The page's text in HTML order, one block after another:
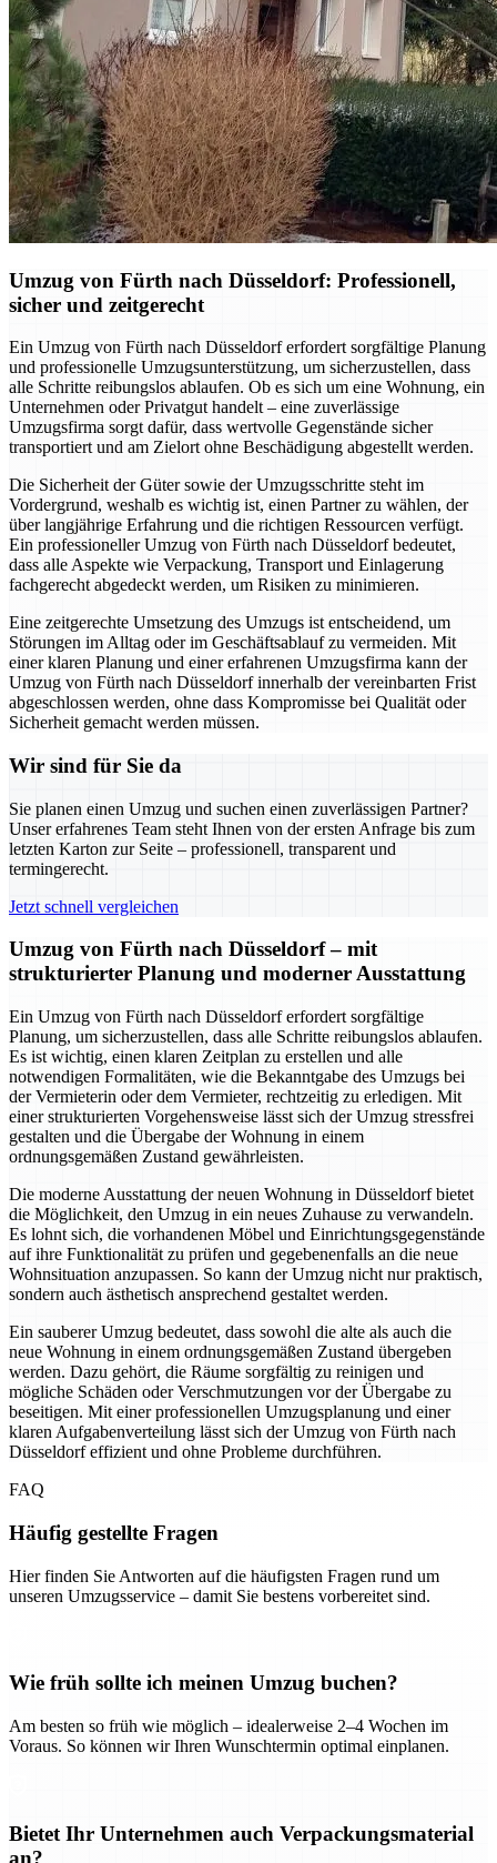
Umzug von Fürth nach Düsseldorf: Professionell,
sicher und zeitgerecht
Ein Umzug von Fürth nach Düsseldorf erfordert sorgfältige Planung
und professionelle Umzugsunterstützung, um sicherzustellen, dass
alle Schritte reibungslos ablaufen. Ob es sich um eine Wohnung, ein
Unternehmen oder Privatgut handelt – eine zuverlässige
Umzugsfirma sorgt dafür, dass wertvolle Gegenstände sicher
transportiert und am Zielort ohne Beschädigung abgestellt werden.
Die Sicherheit der Güter sowie der Umzugsschritte steht im
Vordergrund, weshalb es wichtig ist, einen Partner zu wählen, der
über langjährige Erfahrung und die richtigen Ressourcen verfügt.
Ein professioneller Umzug von Fürth nach Düsseldorf bedeutet,
dass alle Aspekte wie Verpackung, Transport und Einlagerung
fachgerecht abgedeckt werden, um Risiken zu minimieren.
Eine zeitgerechte Umsetzung des Umzugs ist entscheidend, um
Störungen im Alltag oder im Geschäftsablauf zu vermeiden. Mit
einer klaren Planung und einer erfahrenen Umzugsfirma kann der
Umzug von Fürth nach Düsseldorf innerhalb der vereinbarten Frist
abgeschlossen werden, ohne dass Kompromisse bei Qualität oder
Sicherheit gemacht werden müssen.
Wir sind für Sie da
Sie planen einen Umzug und suchen einen zuverlässigen Partner?
Unser erfahrenes Team steht Ihnen von der ersten Anfrage bis zum
letzten Karton zur Seite – professionell, transparent und
termingerecht.
Jetzt schnell vergleichen
Umzug von Fürth nach Düsseldorf – mit
strukturierter Planung und moderner Ausstattung
Ein Umzug von Fürth nach Düsseldorf erfordert sorgfältige
Planung, um sicherzustellen, dass alle Schritte reibungslos ablaufen.
Es ist wichtig, einen klaren Zeitplan zu erstellen und alle
notwendigen Formalitäten, wie die Bekanntgabe des Umzugs bei
der Vermieterin oder dem Vermieter, rechtzeitig zu erledigen. Mit
einer strukturierten Vorgehensweise lässt sich der Umzug stressfrei
gestalten und die Übergabe der Wohnung in einem
ordnungsgemäßen Zustand gewährleisten.
Die moderne Ausstattung der neuen Wohnung in Düsseldorf bietet
die Möglichkeit, den Umzug in ein neues Zuhause zu verwandeln.
Es lohnt sich, die vorhandenen Möbel und Einrichtungsgegenstände
auf ihre Funktionalität zu prüfen und gegebenenfalls an die neue
Wohnsituation anzupassen. So kann der Umzug nicht nur praktisch,
sondern auch ästhetisch ansprechend gestaltet werden.
Ein sauberer Umzug bedeutet, dass sowohl die alte als auch die
neue Wohnung in einem ordnungsgemäßen Zustand übergeben
werden. Dazu gehört, die Räume sorgfältig zu reinigen und
mögliche Schäden oder Verschmutzungen vor der Übergabe zu
beseitigen. Mit einer professionellen Umzugsplanung und einer
klaren Aufgabenverteilung lässt sich der Umzug von Fürth nach
Düsseldorf effizient und ohne Probleme durchführen.
FAQ
Häufig gestellte Fragen
Hier finden Sie Antworten auf die häufigsten Fragen rund um
unseren Umzugsservice – damit Sie bestens vorbereitet sind.
Wie früh sollte ich meinen Umzug buchen?
Am besten so früh wie möglich – idealerweise 2–4 Wochen im
Voraus. So können wir Ihren Wunschtermin optimal einplanen.
Bietet Ihr Unternehmen auch Verpackungsmaterial
an?